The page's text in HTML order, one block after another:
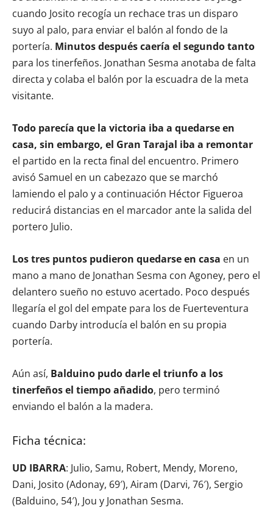
cuando Josito recogía un rechace tras un disparo
suyo al palo, para enviar el balón al fondo de la
portería. Minutos después caería el segundo tanto
para los tinerfeños. Jonathan Sesma anotaba de falta
directa y colaba el balón por la escuadra de la meta
visitante.
Todo parecía que la victoria iba a quedarse en
casa, sin embargo, el Gran Tarajal iba a remontar
el partido en la recta final del encuentro. Primero
avisó Samuel en un cabezazo que se marchó
lamiendo el palo y a continuación Héctor Figueroa
reducirá distancias en el marcador ante la salida del
portero Julio.
Los tres puntos pudieron quedarse en casa en un
mano a mano de Jonathan Sesma con Agoney, pero el
delantero sueño no estuvo acertado. Poco después
llegaría el gol del empate para los de Fuerteventura
cuando Darby introducía el balón en su propia
portería.
Aún así, Balduino pudo darle el triunfo a los
tinerfeños el tiempo añadido, pero terminó
enviando el balón a la madera.
Ficha técnica:
UD IBARRA: Julio, Samu, Robert, Mendy, Moreno,
Dani, Josito (Adonay, 69′), Airam (Darvi, 76′), Sergio
(Balduino, 54′), Jou y Jonathan Sesma.